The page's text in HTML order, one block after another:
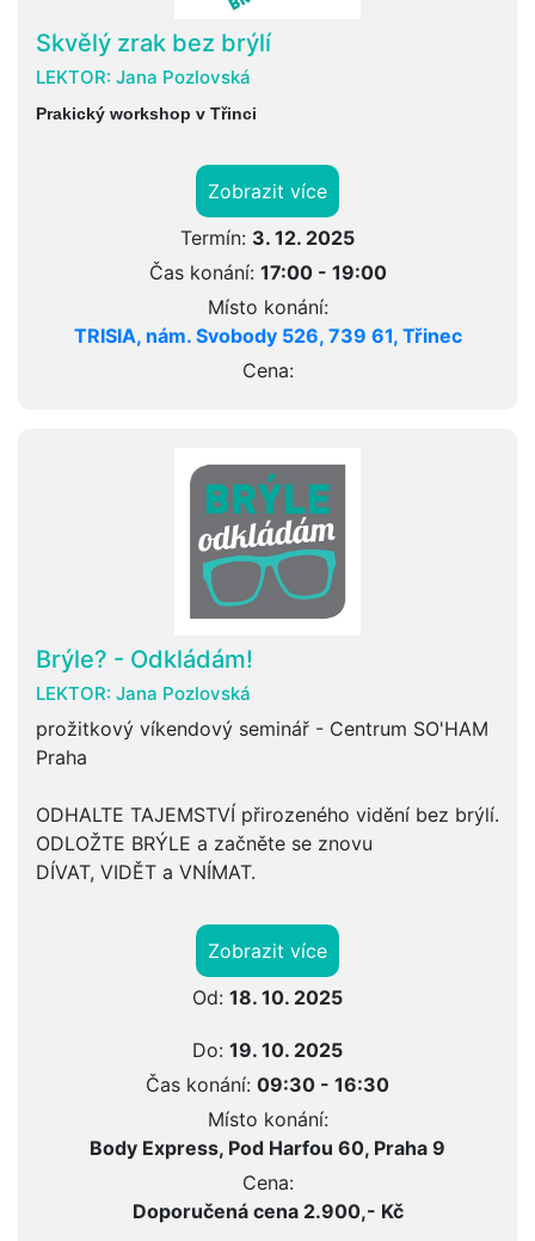
Skvělý zrak bez brýlí
LEKTOR: Jana Pozlovská
Prakický workshop v Třinci
Zobrazit více
Termín: 3. 12. 2025
Čas konání: 17:00 - 19:00
Místo konání:
TRISIA, nám. Svobody 526, 739 61, Třinec
Cena:
Brýle? - Odkládám!
LEKTOR: Jana Pozlovská
prožitkový víkendový seminář - Centrum SO'HAM
Praha
ODHALTE TAJEMSTVÍ přirozeného vidění bez brýlí.
ODLOŽTE BRÝLE a začněte se znovu
DÍVAT, VIDĚT a VNÍMAT.
Zobrazit více
Od: 18. 10. 2025
Do: 19. 10. 2025
Čas konání: 09:30 - 16:30
Místo konání:
Body Express, Pod Harfou 60, Praha 9
Cena:
Doporučená cena 2.900,- Kč